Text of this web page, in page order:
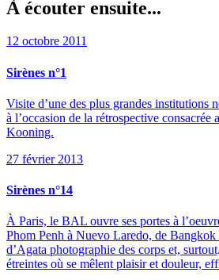
À écouter ensuite...
12 octobre 2011
Sirènes n°1
Visite d’une des plus grandes institutions
à l’occasion de la rétrospective
Kooning.
27 février 2013
Sirènes n°14
À Paris, le BAL ouvre ses portes à
Phom Penh à Nuevo Laredo, de
d’Agata photographie des corps et,
étreintes où se mêlent plaisir et douleur,